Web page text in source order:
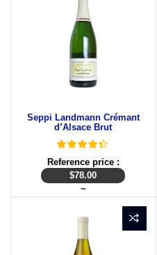
Seppi Landmann Crémant
d’Alsace Brut
Reference price :
$78.00
~